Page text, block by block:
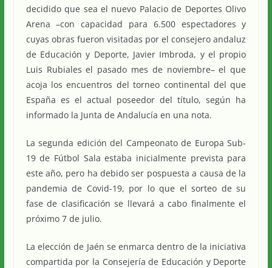
decidido que sea el nuevo Palacio de Deportes Olivo
Arena –con capacidad para 6.500 espectadores y
cuyas obras fueron visitadas por el consejero andaluz
de Educación y Deporte, Javier Imbroda, y el propio
Luis Rubiales el pasado mes de noviembre– el que
acoja los encuentros del torneo continental del que
España es el actual poseedor del título, según ha
informado la Junta de Andalucía en una nota.
La segunda edición del Campeonato de Europa Sub-
19 de Fútbol Sala estaba inicialmente prevista para
este año, pero ha debido ser pospuesta a causa de la
pandemia de Covid-19, por lo que el sorteo de su
fase de clasificación se llevará a cabo finalmente el
próximo 7 de julio.
La elección de Jaén se enmarca dentro de la iniciativa
compartida por la Consejería de Educación y Deporte